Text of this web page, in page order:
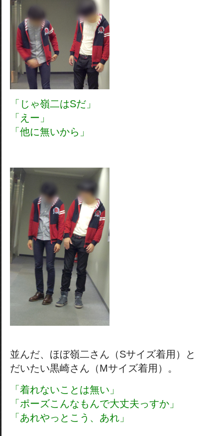
「じゃ嶺二はSだ」
「えー」
「他に無いから」
並んだ、ほぼ嶺二さん（Sサイズ着用）と
だいたい黒崎さん（Mサイズ着用）。
「着れないことは無い」
「ポーズこんなもんで大丈夫っすか」
「あれやっとこう、あれ」